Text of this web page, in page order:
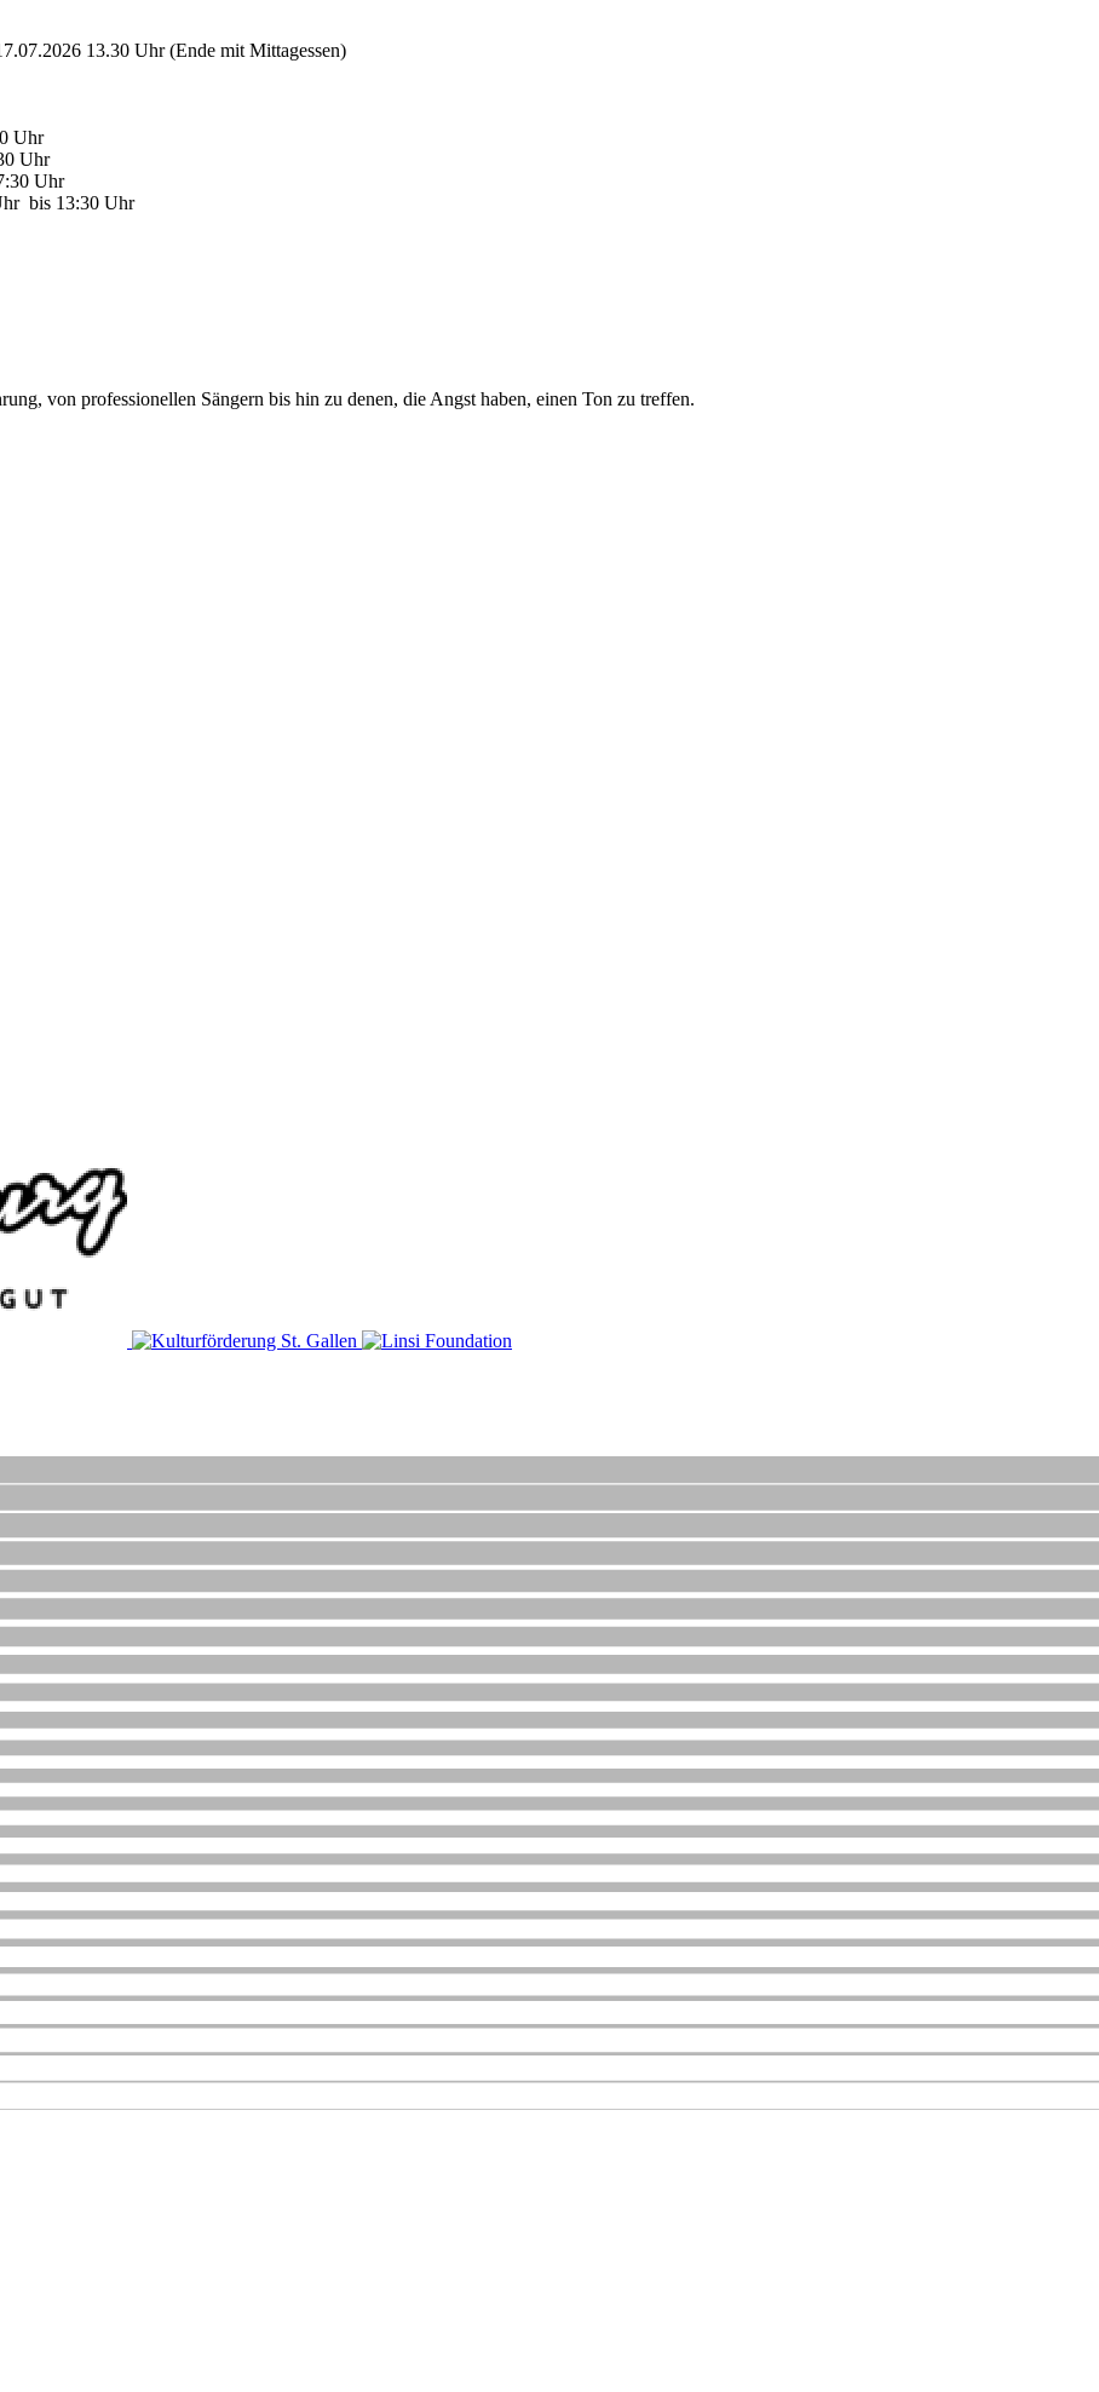
13.30 Uhr (Ende mit Mittagessen)
Uhr
Uhr
Uhr
bis 13:30 Uhr
von professionellen Sängern bis hin zu denen, die Angst haben, einen Ton zu treffen.